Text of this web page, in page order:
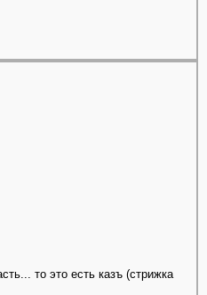
то это есть казъ (стрижка